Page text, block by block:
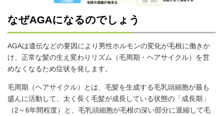
なぜAGAになるのでしょう
AGAは遺伝などの要因により男性ホルモンの変化が毛根に働きか
け、正常な髪の生え変わりリズム（毛周期・ヘアサイクル）を営
めなくなるため症状を発します。
毛周期（ヘアサイクル）とは、毛髪を生成する毛乳頭細胞が最も
盛んに活動して、太く長く毛髪が成長している状態の「成長期」
（2～6年間程度）と、毛乳頭細胞が毛根の深い部分に退縮して毛